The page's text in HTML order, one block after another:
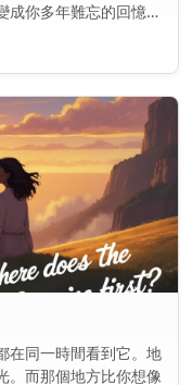
成你多年難忘的回憶。
闊的視野與簡單到中
在同一時間看到它。地
。而那個地方比你想像